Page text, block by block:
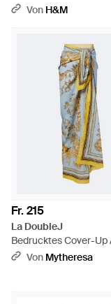
Overlockdetail - Weiß
Von H&M
Fr. 215
La DoubleJ
Bedrucktes Cover-Up
Baumwolle - Blau
Von Mytheresa